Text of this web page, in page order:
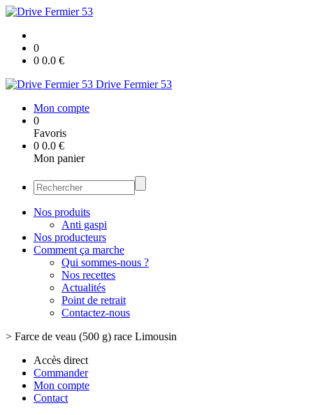
0
0 0.0 €
Drive Fermier 53
Mon compte
0
Favoris
0 0.0 €
Mon panier
Nos produits
Anti gaspi
Nos producteurs
Comment ça marche
Qui sommes-nous ?
Nos recettes
Actualités
Point de retrait
Contactez-nous
> Farce de veau (500 g) race Limousin
Accès direct
Commander
Mon compte
Contact